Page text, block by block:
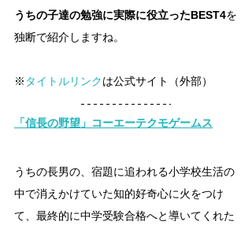
うちの子達の勉強に実際に役立ったBEST4を
独断で紹介しますね。
※ タイトルリンクは公式サイト（外部）
「信長の野望」 コーエーテクモゲームス
うちの長男の、宿題に追われる小学校生活の
中で消えかけていた知的好奇心に火をつけ
て、最終的に中学受験合格へと導いてくれた